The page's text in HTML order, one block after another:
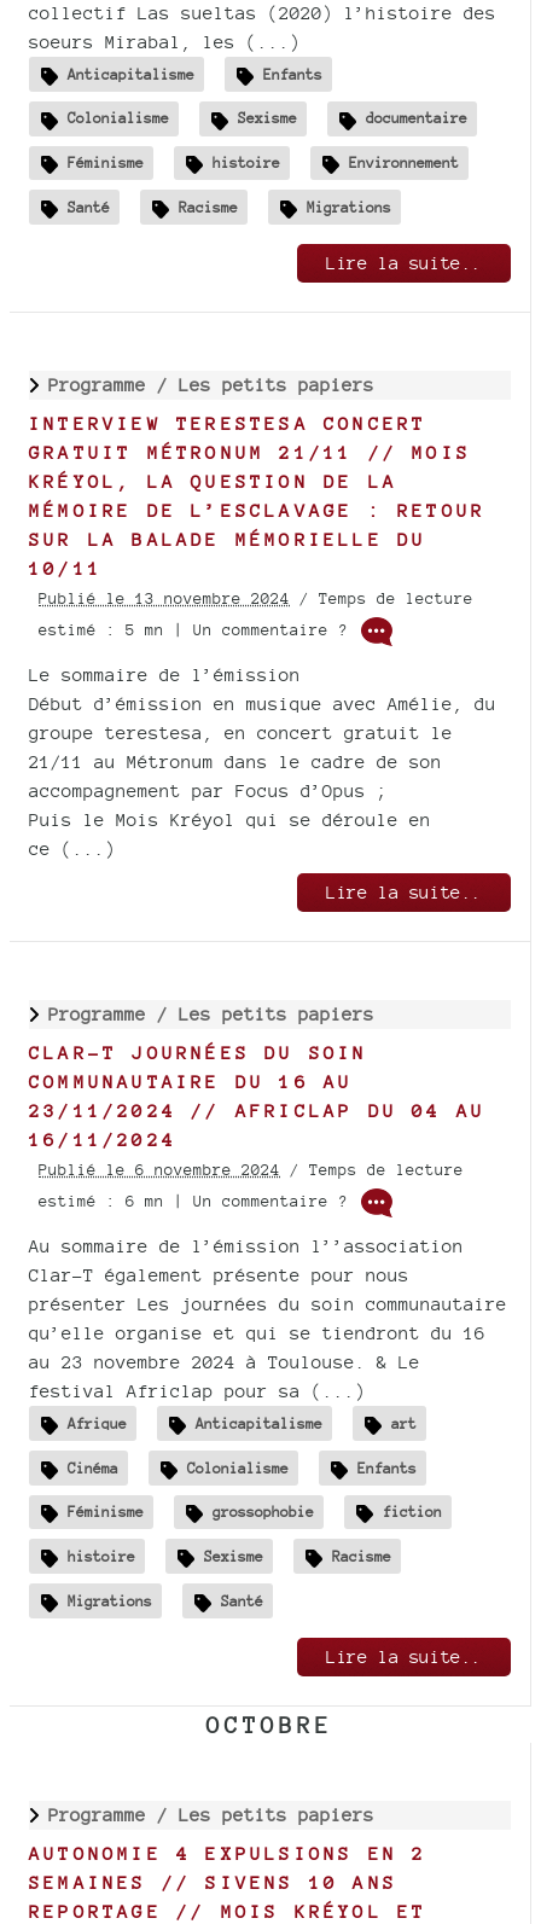
collectif Las sueltas (2020) l’histoire des
soeurs Mirabal, les (...)
Anticapitalisme Enfants
Colonialisme Sexisme documentaire
Féminisme histoire Environnement
Santé Racisme Migrations
Lire la suite..
Programme / Les petits papiers
INTERVIEW TERESTESA CONCERT
GRATUIT MÉTRONUM 21/11 // MOIS
KRÉYOL, LA QUESTION DE LA
MÉMOIRE DE L’ESCLAVAGE : RETOUR
SUR LA BALADE MÉMORIELLE DU
10/11
Publié le 13 novembre 2024 / Temps de lecture
estimé : 5 mn | Un commentaire ?
Le sommaire de l’émission
Début d’émission en musique avec Amélie, du
groupe terestesa, en concert gratuit le
21/11 au Métronum dans le cadre de son
accompagnement par Focus d’Opus ;
Puis le Mois Kréyol qui se déroule en
ce (...)
Lire la suite..
Programme / Les petits papiers
CLAR-T JOURNÉES DU SOIN
COMMUNAUTAIRE DU 16 AU
23/11/2024 // AFRICLAP DU 04 AU
16/11/2024
Publié le 6 novembre 2024 / Temps de lecture
estimé : 6 mn | Un commentaire ?
Au sommaire de l’émission l’’association
Clar-T également présente pour nous
présenter Les journées du soin communautaire
qu’elle organise et qui se tiendront du 16
au 23 novembre 2024 à Toulouse. & Le
festival Africlap pour sa (...)
Afrique Anticapitalisme art
Cinéma Colonialisme Enfants
Féminisme grossophobie fiction
histoire Sexisme Racisme
Migrations Santé
Lire la suite..
OCTOBRE
Programme / Les petits papiers
AUTONOMIE 4 EXPULSIONS EN 2
SEMAINES // SIVENS 10 ANS
REPORTAGE // MOIS KRÉYOL ET